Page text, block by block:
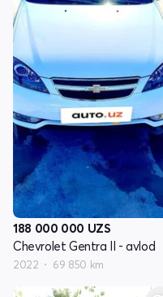
188 000 000 UZS
Chevrolet Gentra II - avlod
2022 69 850 km